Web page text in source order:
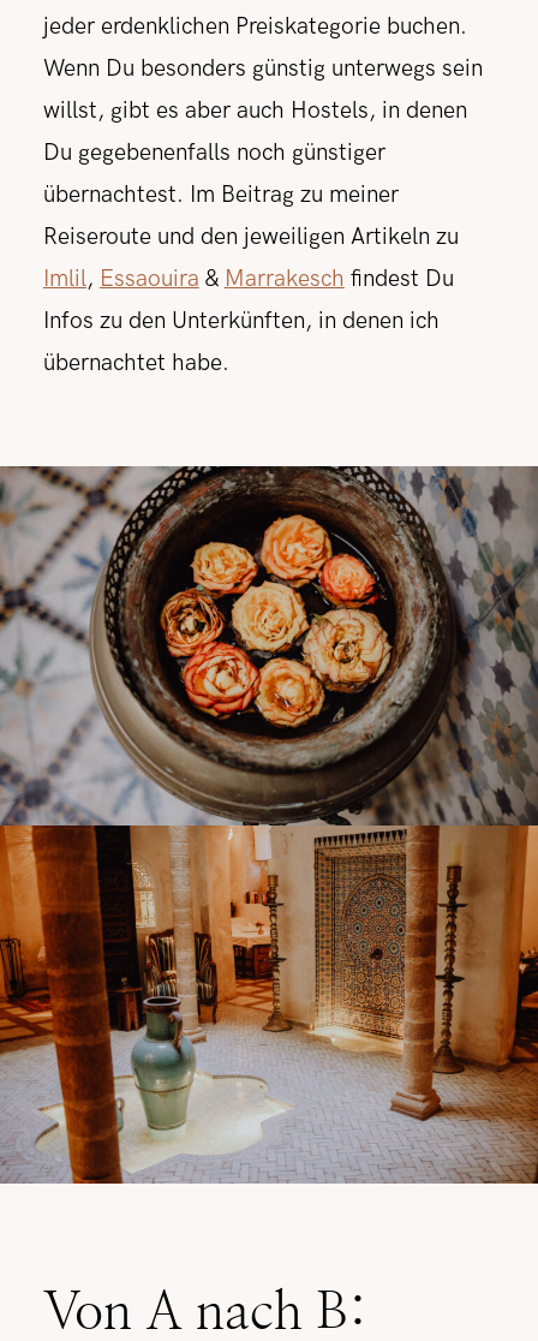
jeder erdenklichen Preiskategorie buchen.
Wenn Du besonders günstig unterwegs sein
willst, gibt es aber auch Hostels, in denen
Du gegebenenfalls noch günstiger
übernachtest. Im Beitrag zu meiner
Reiseroute und den jeweiligen Artikeln zu
Imlil, Essaouira & Marrakesch findest Du
Infos zu den Unterkünften, in denen ich
übernachtet habe.
Von A nach B: